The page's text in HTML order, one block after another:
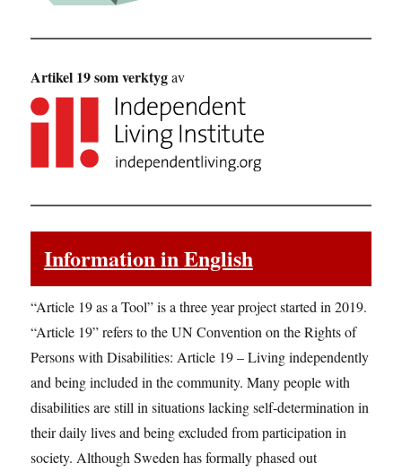
Artikel 19 som verktygav
Information in English
“Article 19 as a Tool” is a three year project started in 2019.
“Article 19” refers to the UN Convention on the Rights of
Persons with Disabilities: Article 19 – Living independently
and being included in the community. Many people with
disabilities are still in situations lacking self-determination in
their daily lives and being excluded from participation in
society. Although Sweden has formally phased out